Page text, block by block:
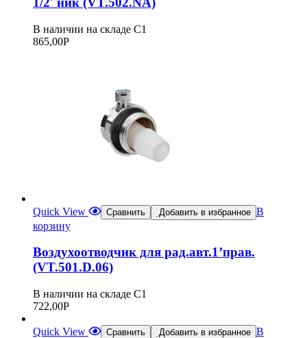
В наличии на складе С1
865,00Р
Quick View Сравнить Добавить в избранное В
корзину
Воздухоотводчик для рад.авт.1’прав.
(VT.501.D.06)
В наличии на складе С1
722,00Р
Quick View Сравнить Добавить в избранное В